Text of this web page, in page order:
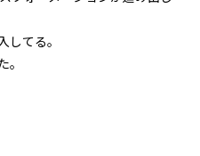
してる。